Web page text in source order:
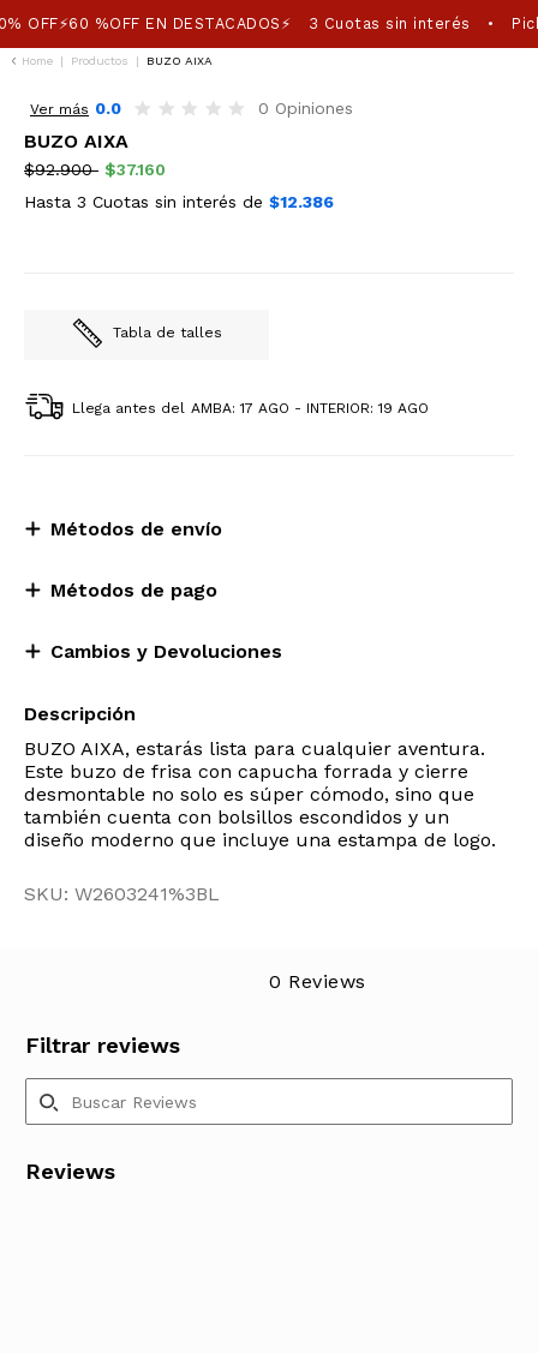
OFF⚡60 %OFF EN DESTACADOS⚡ 3 Cuotas sin interés •
Home | Productos | BUZO AIXA
Ver más 0.0 0 Opiniones
BUZO AIXA
$92.900 $37.160
Hasta 3 Cuotas sin interés de $12.386
Tabla de talles
Llega antes del AMBA: 17 AGO - INTERIOR: 19 AGO
Métodos de envío
Métodos de pago
Cambios y Devoluciones
Descripción
BUZO AIXA, estarás lista para cualquier aventura.
Este buzo de frisa con capucha forrada y cierre
desmontable no solo es súper cómodo, sino que
también cuenta con bolsillos escondidos y un
diseño moderno que incluye una estampa de logo.
SKU: W2603241%3BL
Filtrar reviews
0 Reviews
Reviews